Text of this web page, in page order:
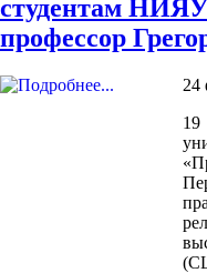
студентам
профессор
24